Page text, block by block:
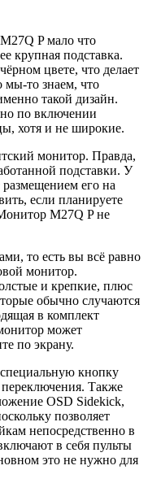
P мало что
крупная подставка.
цвете, что делает
то знаем, что
такой дизайн.
по включении
хотя и не широкие.
монитор. Правда,
подставки. У
его на
если планируете
M27Q P не
то есть вы всё равно
монитор.
и крепкие, плюс
обычно случаются
в комплект
может
по экрану.
кнопку
Также
OSD Sidekick,
позволяет
непосредственно в
в себя пульты
это не нужно для